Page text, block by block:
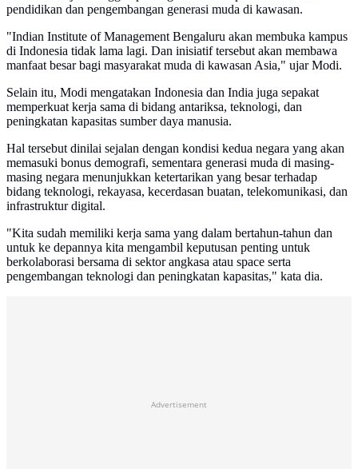
pendidikan dan pengembangan generasi muda di kawasan.
"Indian Institute of Management Bengaluru akan membuka kampus
di Indonesia tidak lama lagi. Dan inisiatif tersebut akan membawa
manfaat besar bagi masyarakat muda di kawasan Asia," ujar Modi.
Selain itu, Modi mengatakan Indonesia dan India juga sepakat
memperkuat kerja sama di bidang antariksa, teknologi, dan
peningkatan kapasitas sumber daya manusia.
Hal tersebut dinilai sejalan dengan kondisi kedua negara yang akan
memasuki bonus demografi, sementara generasi muda di masing-
masing negara menunjukkan ketertarikan yang besar terhadap
bidang teknologi, rekayasa, kecerdasan buatan, telekomunikasi, dan
infrastruktur digital.
"Kita sudah memiliki kerja sama yang dalam bertahun-tahun dan
untuk ke depannya kita mengambil keputusan penting untuk
berkolaborasi bersama di sektor angkasa atau space serta
pengembangan teknologi dan peningkatan kapasitas," kata dia.
Advertisement